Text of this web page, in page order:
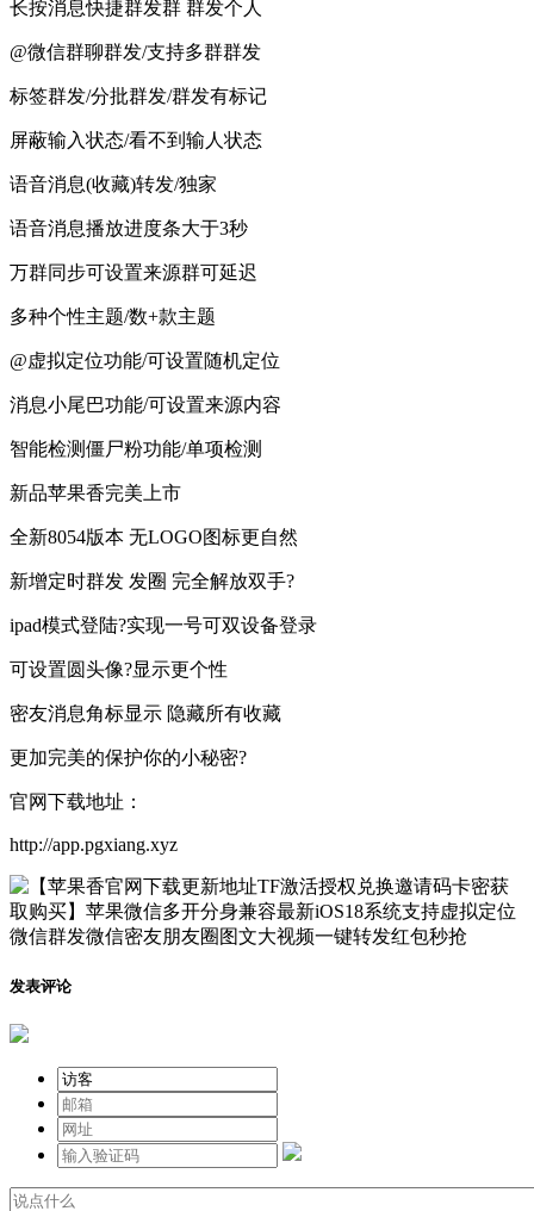
长按消息快捷群发群 群发个人
@微信群聊群发/支持多群群发
标签群发/分批群发/群发有标记
屏蔽输入状态/看不到输人状态
语音消息(收藏)转发/独家
语音消息播放进度条大于3秒
万群同步可设置来源群可延迟
多种个性主题/数+款主题
@虚拟定位功能/可设置随机定位
消息小尾巴功能/可设置来源内容
智能检测僵尸粉功能/单项检测
新品苹果香完美上市
全新8054版本 无LOGO图标更自然
新增定时群发 发圈 完全解放双手?
ipad模式登陆?实现一号可双设备登录
可设置圆头像?显示更个性
密友消息角标显示 隐藏所有收藏
更加完美的保护你的小秘密?
官网下载地址：
http://app.pgxiang.xyz
发表评论